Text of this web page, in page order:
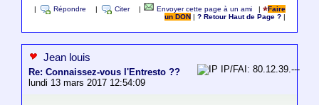
Répondre Citer Envoyer cette page à un ami |
Faire
un DON
|? Retour Haut de Page ?
Jean louis
Re: Connaissez-vous l'Entresto ??
lundi 13 mars 2017 12:54:09
IP/FAI: 80.12.39.---